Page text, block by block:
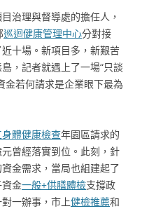
治理與督導處的擔任人，
巡迴健康管理中心分對接
十場。新項目多，新艱苦
，記者就遇上了一場“只談
金若何請求是企業眼下最為
體健康檢查年園區請求的
曾經落實到位。此刻，針
金需求，當局也組建起了
金一般+供膳體檢支撐政
一辦事，市上健檢推薦和